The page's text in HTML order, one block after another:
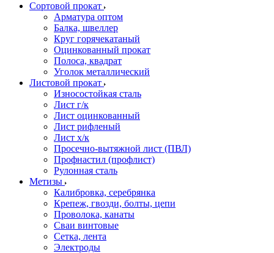
Сортовой прокат
Арматура оптом
Балка, швеллер
Круг горячекатаный
Оцинкованный прокат
Полоса, квадрат
Уголок металлический
Листовой прокат
Износостойкая сталь
Лист г/к
Лист оцинкованный
Лист рифленый
Лист х/к
Просечно-вытяжной лист (ПВЛ)
Профнастил (профлист)
Рулонная сталь
Метизы
Калибровка, серебрянка
Крепеж, гвозди, болты, цепи
Проволока, канаты
Сваи винтовые
Сетка, лента
Электроды